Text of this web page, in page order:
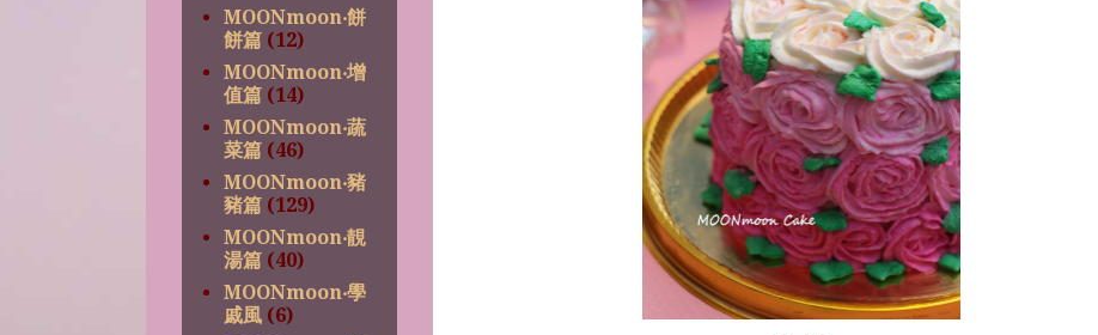
MOONmoon‧餅
餅篇 (12)
MOONmoon‧增
值篇 (14)
MOONmoon‧蔬
菜篇 (46)
MOONmoon‧豬
豬篇 (129)
MOONmoon‧靚
湯篇 (40)
MOONmoon‧學
戚風 (6)